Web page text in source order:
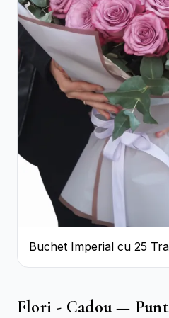
Buchet Imperial cu 25
Flori - Cadou —